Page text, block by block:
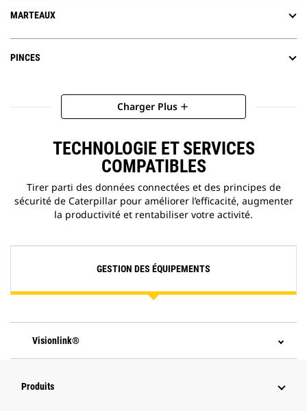
MARTEAUX
PINCES
Charger Plus add
TECHNOLOGIE ET SERVICES
COMPATIBLES
Tirer parti des données connectées et des principes de
sécurité de Caterpillar pour améliorer l’efficacité, augmenter
la productivité et rentabiliser votre activité.
GESTION DES ÉQUIPEMENTS
Visionlink®
Produits